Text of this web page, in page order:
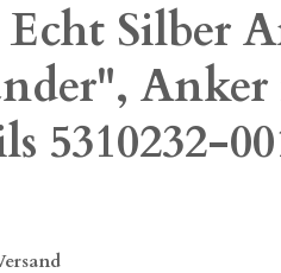
Echt Silber
5310232-